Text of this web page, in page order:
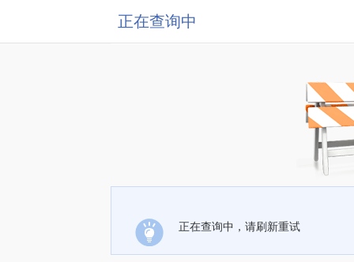
正在查询中
正在查询中，请刷新重试